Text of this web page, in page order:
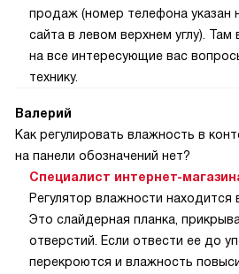
продаж (номер телефона указан
сайта в левом верхнем углу).
на все интересующие вас
технику.
Валерий
Как регулировать влажность в
на панели обозначений нет?
Специалист интернет-
Регулятор влажности находится
Это слайдерная планка,
отверстий. Если отвести ее до
перекроются и влажность